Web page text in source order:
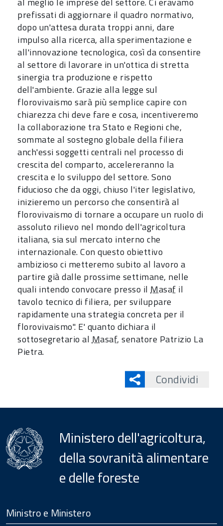
prefissati di aggiornare il quadro normativo,
dopo un'attesa durata troppi anni, dare
impulso alla ricerca, alla sperimentazione e
all'innovazione tecnologica, così da consentire
al settore di lavorare in un'ottica di stretta
sinergia tra produzione e rispetto
dell'ambiente. Grazie alla legge sul
florovivaismo sarà più semplice capire con
chiarezza chi deve fare e cosa, incentiveremo
la collaborazione tra Stato e Regioni che,
sommate al sostegno globale della filiera
anch'essi soggetti centrali nel processo di
crescita del comparto, accelereranno la
crescita e lo sviluppo del settore. Sono
fiducioso che da oggi, chiuso l'iter legislativo,
inizieremo un percorso che consentirà al
florovivaismo di tornare a occupare un ruolo di
assoluto rilievo nel mondo dell'agricoltura
italiana, sia sul mercato interno che
internazionale. Con questo obiettivo
ambizioso ci metteremo subito al lavoro a
partire già dalle prossime settimane, nelle
quali intendo convocare presso ilMasaf il
tavolo tecnico di filiera, per sviluppare
rapidamente una strategia concreta per il
florovivaismo". E' quanto dichiara il
sottosegretario alMasaf, senatore Patrizio La
Pietra.
Condividi
Ministero dell'agricoltura,
della sovranità alimentare
e delle foreste
Footer
Ministro e Ministero